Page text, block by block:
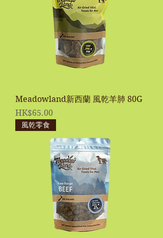
Meadowland新西蘭 風乾羊肺 80G
價格
HK$65.00
風乾零食